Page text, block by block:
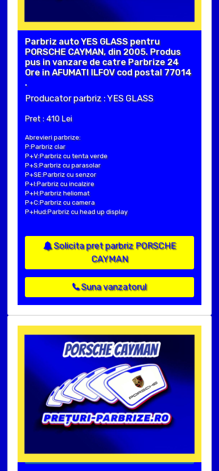
Parbriz auto YES GLASS pentru
PORSCHE CAYMAN, din 2005. Produs
pus in vanzare de catre Parbrize 24
Ore in AFUMATI ILFOV cod postal 77014
.
Producator parbriz : YES GLASS
Pret : 410 Lei
Abrevieri parbrize:
P:Parbriz clar
P+V:Parbriz cu tenta verde
P+S:Parbriz cu parasolar
P+SE:Parbriz cu senzor
P+I:Parbriz cu incalzire
P+H:Parbriz heliomat
P+C:Parbriz cu camera
P+Hud:Parbriz cu head up display
Solicita pret parbriz PORSCHE
CAYMAN
Suna vanzatorul